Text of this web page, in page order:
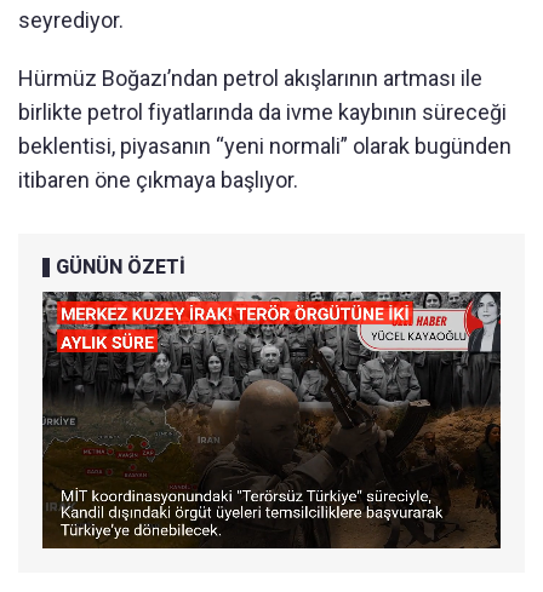
seyrediyor.
Hürmüz Boğazı’ndan petrol akışlarının artması ile
birlikte petrol fiyatlarında da ivme kaybının süreceği
beklentisi, piyasanın “yeni normali” olarak bugünden
itibaren öne çıkmaya başlıyor.
GÜNÜN ÖZETİ